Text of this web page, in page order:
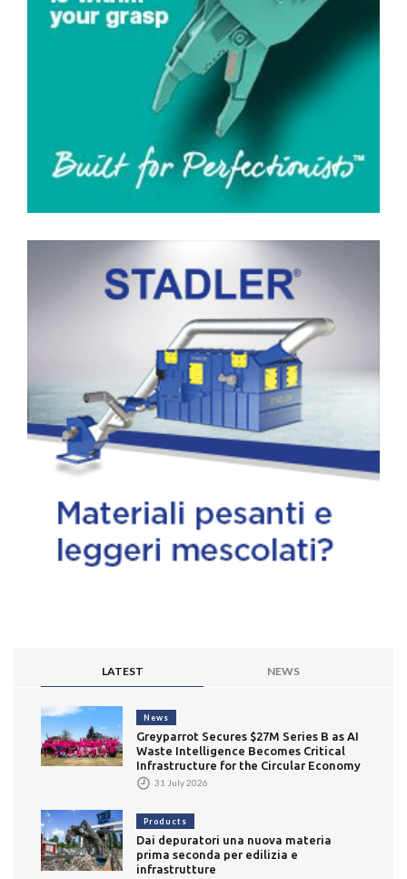
LATEST NEWS
News
Greyparrot Secures $27M Series B as AI
Waste Intelligence Becomes Critical
Infrastructure for the Circular Economy
31 July 2026
Products
Dai depuratori una nuova materia
prima seconda per edilizia e
infrastrutture